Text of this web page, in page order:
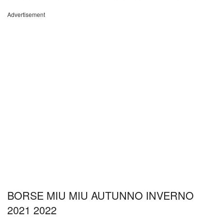
Advertisement
BORSE MIU MIU AUTUNNO INVERNO
2021 2022